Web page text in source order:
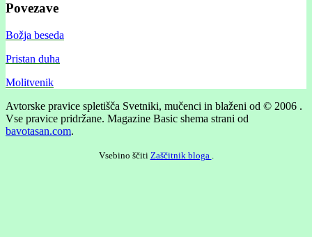
Povezave
Božja beseda
Pristan duha
Molitvenik
Avtorske pravice spletišča Svetniki, mučenci in blaženi od © 2006 .
Vse pravice pridržane. Magazine Basic shema strani od
bavotasan.com.
Vsebino ščiti Zaščitnik bloga